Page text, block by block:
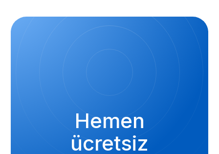
Hemen
ücretsiz